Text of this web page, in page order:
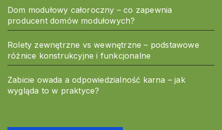
Dom modułowy całoroczny – co zapewnia
producent domów modułowych?
Rolety zewnętrzne vs wewnętrzne – podstawowe
różnice konstrukcyjne i funkcjonalne
Zabicie owada a odpowiedzialność karna – jak
wygląda to w praktyce?